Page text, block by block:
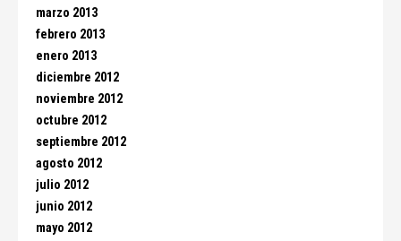
marzo 2013
febrero 2013
enero 2013
diciembre 2012
noviembre 2012
octubre 2012
septiembre 2012
agosto 2012
julio 2012
junio 2012
mayo 2012